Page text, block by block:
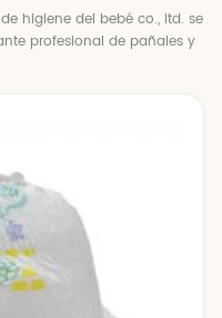
higiene del bebé co., ltd. se
profesional de pañales y